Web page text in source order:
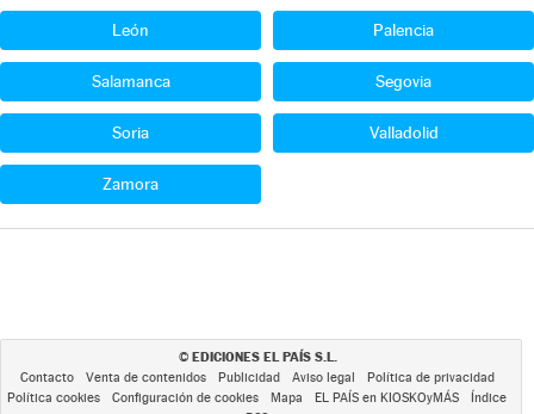
León Palencia
Salamanca Segovia
Soria Valladolid
Zamora
© EDICIONES EL PAÍS S.L.
Contacto Venta de contenidos Publicidad Aviso legal
Política de privacidad
Política cookies
Configuración de cookies Mapa EL PAÍS en KIOSKOyMÁS
Índice